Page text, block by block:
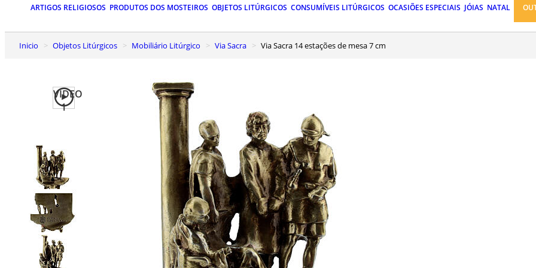
ARTIGOS RELIGIOSOS PRODUTOS DOS MOSTEIROS OBJETOS LITÚRGICOS CONSUMÍVEIS LITÚRGICOS OCASIÕES ESPECIAIS JÓIAS NATAL
Inicio Objetos Litúrgicos Mobiliário Litúrgico Via Sacra Via Sacra 14 estações de mesa 7 cm
VIDEO
1